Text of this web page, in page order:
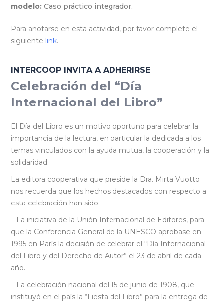
modelo:Caso práctico integrador.
Para anotarse en esta actividad, por favor complete el
siguiente link.
INTERCOOP INVITA A ADHERIRSE
Celebración del “Día
Internacional del Libro”
El Día del Libro es un motivo oportuno para celebrar la
importancia de la lectura, en particular la dedicada a los
temas vinculados con la ayuda mutua, la cooperación y la
solidaridad.
La editora cooperativa que preside la Dra. Mirta Vuotto
nos recuerda que los hechos destacados con respecto a
esta celebración han sido:
– La iniciativa de la Unión Internacional de Editores, para
que la Conferencia General de la UNESCO aprobase en
1995 en París la decisión de celebrar el “Día Internacional
del Libro y del Derecho de Autor” el 23 de abril de cada
año.
– La celebración nacional del 15 de junio de 1908, que
instituyó en el país la “Fiesta del Libro” para la entrega de